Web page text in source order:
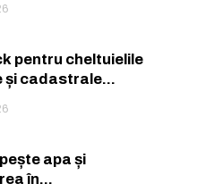
pentru cheltuielile
și cadastrale...
apa și
în...